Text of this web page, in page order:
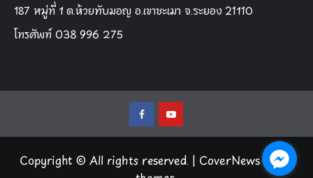
187 หมู่ที่ 1 ต.ห้วยทับมอญ อ.เขาชะเมา จ.ระยอง 21110
โทรศัพท์ 038 996 275
FacebookYoutube
Copyright © All rights reserved. | CoverNewsby AF